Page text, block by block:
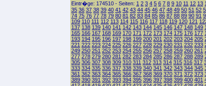
Eintr�ge: 174510 - Seiten: 1 2 3 4 5 6 7 8 9 10 11 12 13
35 36 37 38 39 40 41 42 43 44 45 46 47 48 49 50 51 52
74 75 76 77 78 79 80 81 82 83 84 85 86 87 88 89 90 91
109 110 111 112 113 114 115 116 117 118 119 120 121
137 138 139 140 141 142 143 144 145 146 147 148 149
165 166 167 168 169 170 171 172 173 174 175 176 177
193 194 195 196 197 198 199 200 201 202 203 204 205
221 222 223 224 225 226 227 228 229 230 231 232 233
249 250 251 252 253 254 255 256 257 258 259 260 261
277 278 279 280 281 282 283 284 285 286 287 288 289
305 306 307 308 309 310 311 312 313 314 315 316 317
333 334 335 336 337 338 339 340 341 342 343 344 345
361 362 363 364 365 366 367 368 369 370 371 372 373
389 390 391 392 393 394 395 396 397 398 399 400 401